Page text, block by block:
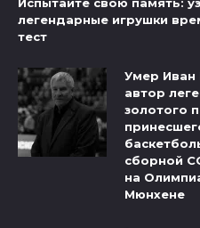
легендарные игрушки
тест
Умер
автор
золотого
сборной
на
Мюнхене